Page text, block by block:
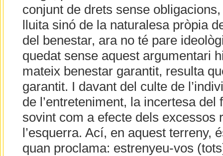
conjunt de drets sense obligacions,
lluita sinó de la naturalesa pròpia
del benestar, ara no té pare
quedat sense aquest argumentari
mateix benestar garantit, resulta
garantit. I davant del culte de
de l’entreteniment, la incertesa del
sovint com a efecte dels excessos
l’esquerra. Ací, en aquest terreny,
quan proclama: estrenyeu-vos